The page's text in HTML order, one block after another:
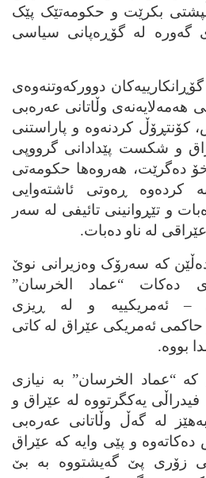
بکرێت و حکومه‌تێک پێک
گه‌وره‌ له‌ گۆڕه‌پانی سیاسی
دوورکه‌وتنه‌وه‌ی
هه‌مه‌لایه‌نه‌ی وڵاتانی عه‌ره‌بی
کۆنتڕۆڵ کردنه‌وه‌ و پاراستنی
و شکست پێدادانی گرووپی
ده‌گرێت، هه‌روه‌ها حکومه‌تی
ڕه‌وتی ئاشته‌وایی
و تێڕوانینی تائیفی له‌ سه‌ر
له‌ ناو ده‌بات.
که‌ سه‌رۆک وه‌زیرانی نوێ
ده‌کات “عماد الخرسان”
– ئه‌مریکییه‌ و له‌ ڕیزی
حاکمی ئه‌مریکی عێراق له‌ کاتی
بووه‌.
که‌ “عماد الخرسان” به‌ نیازی
یه‌کگرتووه‌ له‌ عێراق و
له‌ گه‌ڵ وڵاتانی عه‌ره‌بی
و پێی وایه‌ که‌ عێراق
زۆری پێ گه‌یشتووه‌ به‌ بێ